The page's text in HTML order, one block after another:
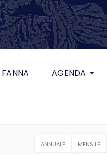
FANNA AGENDA
ANNUALE MENSILE